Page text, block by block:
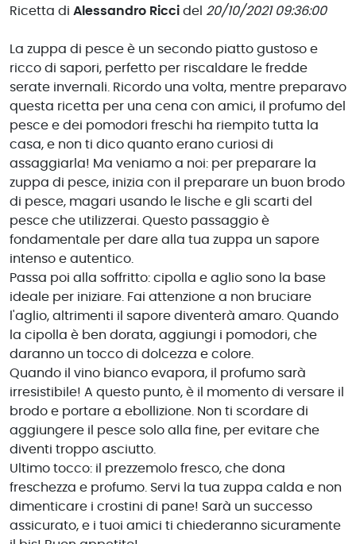
Ricetta di Alessandro Ricci del 20/10/2021 09:36:00
La zuppa di pesce è un secondo piatto gustoso e
ricco di sapori, perfetto per riscaldare le fredde
serate invernali. Ricordo una volta, mentre preparavo
questa ricetta per una cena con amici, il profumo del
pesce e dei pomodori freschi ha riempito tutta la
casa, e non ti dico quanto erano curiosi di
assaggiarla! Ma veniamo a noi: per preparare la
zuppa di pesce, inizia con il preparare un buon brodo
di pesce, magari usando le lische e gli scarti del
pesce che utilizzerai. Questo passaggio è
fondamentale per dare alla tua zuppa un sapore
intenso e autentico.
Passa poi alla soffritto: cipolla e aglio sono la base
ideale per iniziare. Fai attenzione a non bruciare
l'aglio, altrimenti il sapore diventerà amaro. Quando
la cipolla è ben dorata, aggiungi i pomodori, che
daranno un tocco di dolcezza e colore.
Quando il vino bianco evapora, il profumo sarà
irresistibile! A questo punto, è il momento di versare il
brodo e portare a ebollizione. Non ti scordare di
aggiungere il pesce solo alla fine, per evitare che
diventi troppo asciutto.
Ultimo tocco: il prezzemolo fresco, che dona
freschezza e profumo. Servi la tua zuppa calda e non
dimenticare i crostini di pane! Sarà un successo
assicurato, e i tuoi amici ti chiederanno sicuramente